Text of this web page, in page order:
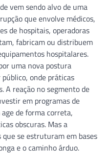
vem sendo alvo de uma
que envolve médicos,
de hospitais, operadoras
fabricam ou distribuem
hospitalares.
uma nova postura
onde práticas
A reação no segmento de
em programas de
de forma correta,
obscuras. Mas a
que se estruturam em bases
e o caminho árduo.